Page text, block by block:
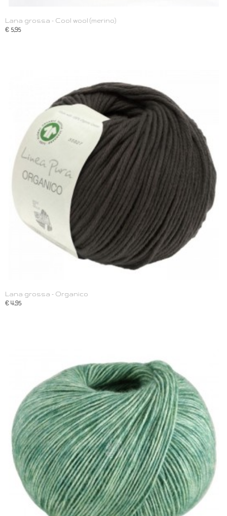
Lana grossa - Cool wool (merino)
€ 5,95
Lana grossa - Organico
€ 4,95